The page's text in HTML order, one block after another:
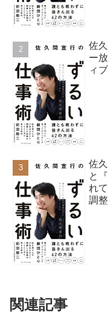
佐
ー
ィ
佐
と
れ
調
関連記事